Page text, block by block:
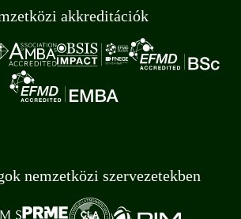
akkreditációk
nemzetközi szervezetekben